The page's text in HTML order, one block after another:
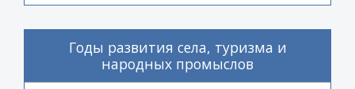
Годы развития села, туризма и
народных промыслов